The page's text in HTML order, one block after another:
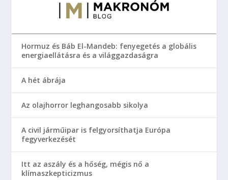
Hormuz és Báb El-Mandeb: fenyegetés a globális
energiaellátásra és a világgazdaságra
A hét ábrája
Az olajhorror leghangosabb sikolya
A civil járműipar is felgyorsíthatja Európa
fegyverkezését
Itt az aszály és a hőség, mégis nő a
klímaszkepticizmus